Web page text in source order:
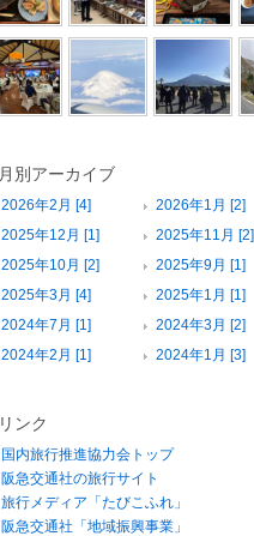
月別アーカイブ
2026年2月 [4]
2026年1月 [2]
2025年12月 [1]
2025年11月 [2]
2025年10月 [2]
2025年9月 [1]
2025年3月 [4]
2025年1月 [1]
2024年7月 [1]
2024年3月 [2]
2024年2月 [1]
2024年1月 [3]
リンク
国内旅行推進協力会トップ
阪急交通社の旅行サイト
旅行メディア「たびこふれ」
阪急交通社「地域振興事業」